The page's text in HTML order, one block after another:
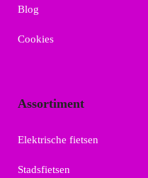
Blog
Cookies
Assortiment
Elektrische fietsen
Stadsfietsen